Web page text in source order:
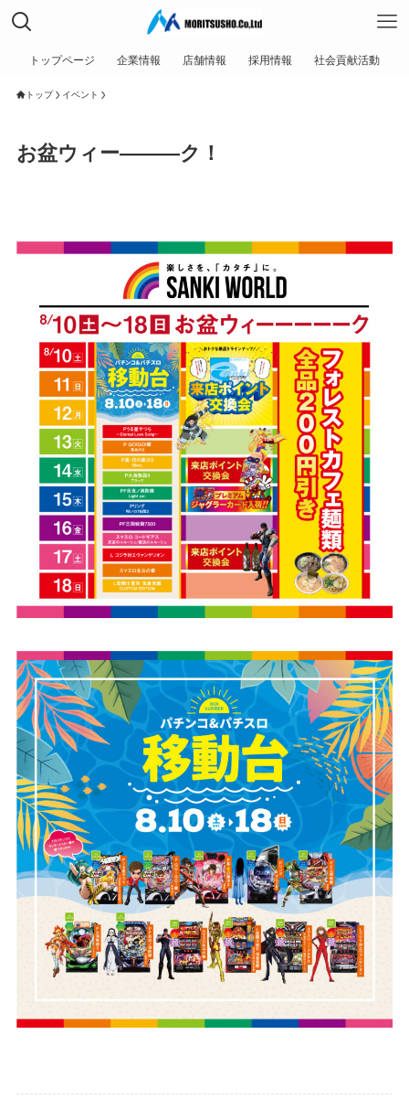
トップページ 企業情報 店舗情報 採用情報 社会貢献活動
トップ イベント
お盆ウィー―――ク！